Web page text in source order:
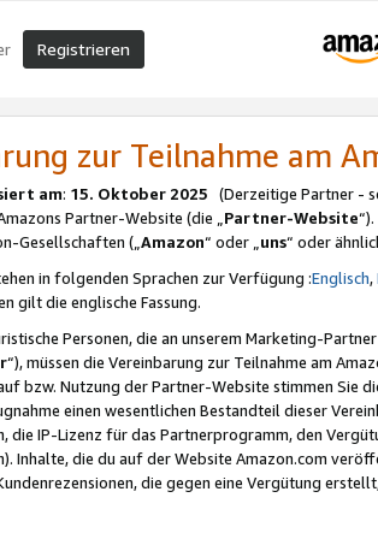
Registrieren
zur Teilnahme am
am: 15. Oktober 2025 (Derzeitige Partner -
Partner-Website (die „Partner-Website
Gesellschaften („Amazon“ oder „uns“ oder
in folgenden Sprachen zur Verfügung :Englisch,
gilt die englische Fassung.
Personen, die an unserem Marketing-
“), müssen die Vereinbarung zur Teilnahme am
bzw. Nutzung der Partner-Website stimmen Sie
einen wesentlichen Bestandteil dieser
die IP-Lizenz für das Partnerprogramm, den
Inhalte, die du auf der Website Amazon.com
die gegen eine Vergütung